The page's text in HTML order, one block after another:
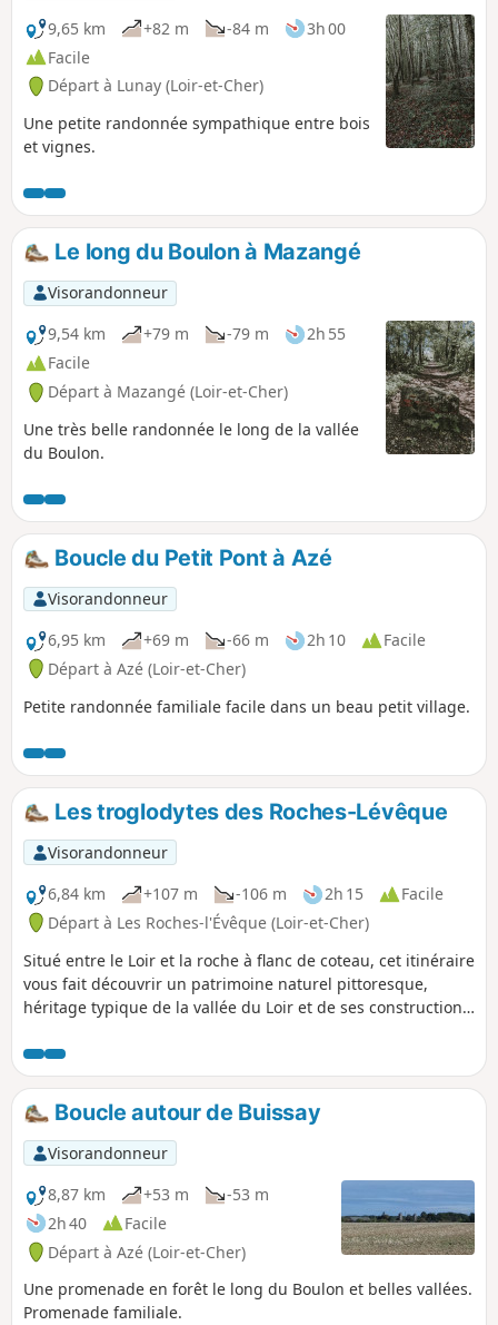
9,65 km
+82 m -84 m
3h 00
Facile
Départ à Lunay (Loir-et-Cher)
Une petite randonnée sympathique entre bois
et vignes.
Le long du Boulon à Mazangé
Visorandonneur
9,54 km
+79 m -79 m
2h 55
Facile
Départ à Mazangé (Loir-et-Cher)
Une très belle randonnée le long de la vallée
du Boulon.
Boucle du Petit Pont à Azé
Visorandonneur
6,95 km
+69 m -66 m 2h 10
Facile
Départ à Azé (Loir-et-Cher)
Petite randonnée familiale facile dans un beau petit village.
Les troglodytes des Roches-Lévêque
Visorandonneur
6,84 km
+107 m -106 m 2h 15
Facile
Départ à Les Roches-l'Évêque (Loir-et-Cher)
Situé entre le Loir et la roche à flanc de coteau, cet itinéraire
vous fait découvrir un patrimoine naturel pittoresque,
héritage typique de la vallée du Loir et de ses constructions
Boucle autour de Buissay
Visorandonneur
8,87 km
+53 m
-53 m
2h 40
Facile
Départ à Azé (Loir-et-Cher)
Une promenade en forêt le long du Boulon et belles vallées.
Promenade familiale.